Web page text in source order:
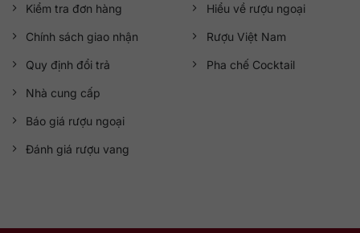
Kiểm tra đơn hàng
Chính sách giao nhận
Quy định đổi trả
Nhà cung cấp
Báo giá rượu ngoại
Đánh giá rượu vang
Hiểu về rượu ngoại
Rượu Việt Nam
Pha chế Cocktail